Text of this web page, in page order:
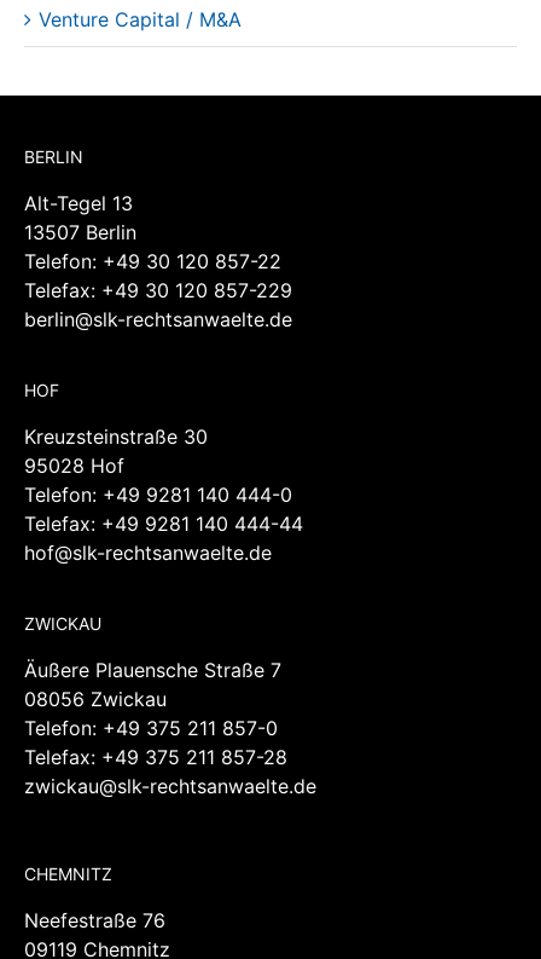
Venture Capital / M&A
BERLIN
Alt-Tegel 13
13507 Berlin
Telefon: +49 30 120 857-22
Telefax: +49 30 120 857-229
berlin@slk-rechtsanwaelte.de
HOF
Kreuzsteinstraße 30
95028 Hof
Telefon: +49 9281 140 444-0
Telefax: +49 9281 140 444-44
hof@slk-rechtsanwaelte.de
ZWICKAU
Äußere Plauensche Straße 7
08056 Zwickau
Telefon: +49 375 211 857-0
Telefax: +49 375 211 857-28
zwickau@slk-rechtsanwaelte.de
CHEMNITZ
Neefestraße 76
09119 Chemnitz